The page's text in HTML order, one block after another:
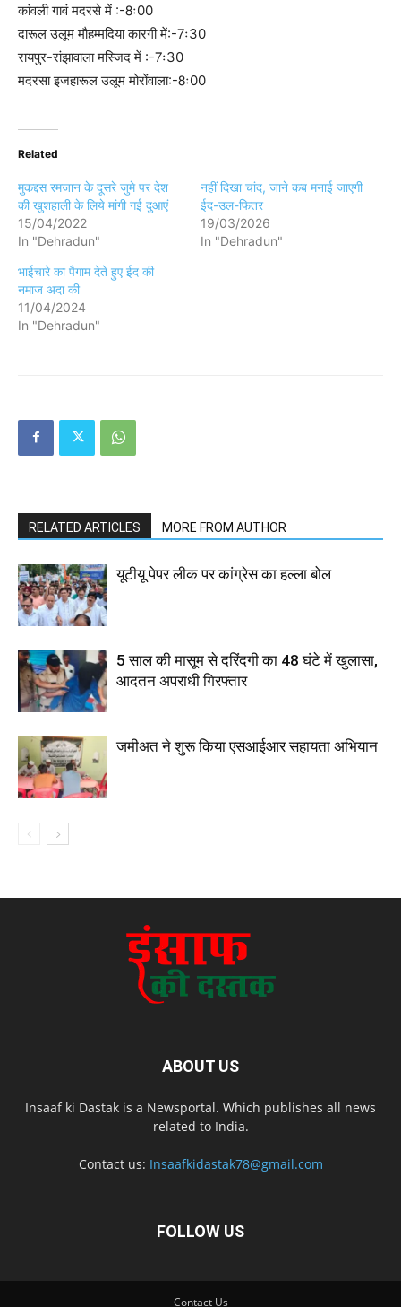
कांवली गावं मदरसे में :-8ः00
दारूल उलूम मौहम्मदिया कारगी में:-7ः30
रायपुर-रांझावाला मस्जिद में :-7ः30
मदरसा इजहारूल उलूम मोरोंवाला:-8ः00
Related
मुकद्दस रमजान के दूसरे जुमे पर देश
की खुशहाली के लिये मांगी गई दुआएं
15/04/2022
In "Dehradun"
नहीं दिखा चांद, जाने कब मनाई जाएगी
ईद-उल-फितर
19/03/2026
In "Dehradun"
भाईचारे का पैगाम देते हुए ईद की
नमाज अदा की
11/04/2024
In "Dehradun"
RELATED ARTICLES MORE FROM AUTHOR
यूटीयू पेपर लीक पर कांग्रेस का हल्ला बोल
5 साल की मासूम से दरिंदगी का 48 घंटे में खुलासा,
आदतन अपराधी गिरफ्तार
जमीअत ने शुरू किया एसआईआर सहायता अभियान
ABOUT US
Insaaf ki Dastak is a Newsportal. Which publishes all news
related to India.
Contact us: Insaafkidastak78@gmail.com
FOLLOW US
Contact Us